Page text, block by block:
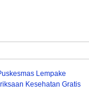
Lempake
Kesehatan Gratis